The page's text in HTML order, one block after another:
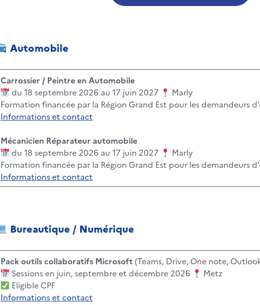
Automobile
Carrossier / Peintre en Automobile
du 18 septembre 2026 au 17 juin 2027
Marly
Formation financée par la Région Grand Est pour les demandeurs
Informations et contact
Mécanicien Réparateur automobile
du 18 septembre 2026 au 17 juin 2027
Marly
Formation financée par la Région Grand Est pour les demandeurs
Informations et contact
Bureautique /Numérique
Pack outils collaboratifs Microsoft(Teams, Drive, One note,
Sessions en juin, septembre et décembre 2026
Metz
Eligible CPF
Informations et contact